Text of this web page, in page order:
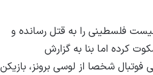
اسرائیل 447 فوتبالیست فلسطینی را به قتل رسانده و
کرده اما بنا به گزارش
شخصا از لوسی برونز، بازیکن